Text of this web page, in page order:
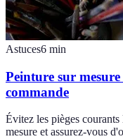
Astuces6 min
Peinture sur
commande
Évitez les pièges
mesure et assurez-vous